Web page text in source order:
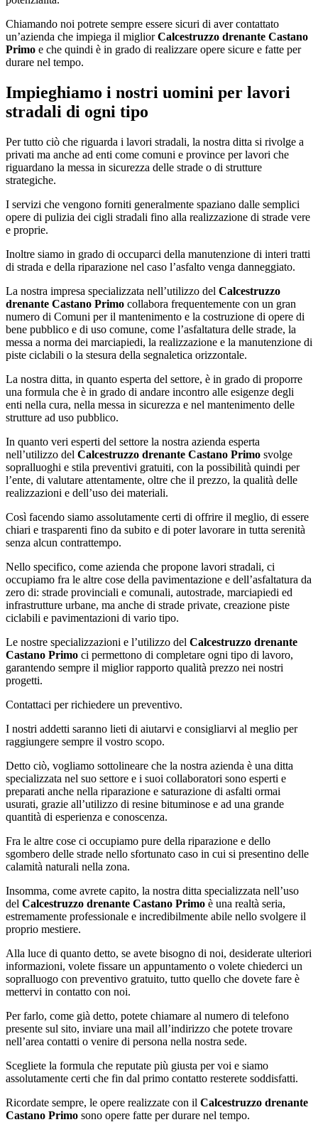
Chiamando noi potrete sempre essere sicuri di aver contattato
un’azienda che impiega il migliorCalcestruzzo drenante Castano
Primo e che quindi è in grado di realizzare opere sicure e fatte per
durare nel tempo.
Impieghiamo i nostri uomini per lavori
stradali di ogni tipo
Per tutto ciò che riguarda i lavori stradali, la nostra ditta si rivolge a
privati ma anche ad enti come comuni e province per lavori che
riguardano la messa in sicurezza delle strade o di strutture
strategiche.
I servizi che vengono forniti generalmente spaziano dalle semplici
opere di pulizia dei cigli stradali fino alla realizzazione di strade vere
e proprie.
Inoltre siamo in grado di occuparci della manutenzione di interi tratti
di strada e della riparazione nel caso l’asfalto venga danneggiato.
La nostra impresa specializzata nell’utilizzo del Calcestruzzo
drenante Castano Primo collabora frequentemente con un gran
numero di Comuni per il mantenimento e la costruzione di opere di
bene pubblico e di uso comune, come l’asfaltatura delle strade, la
messa a norma dei marciapiedi, la realizzazione e la manutenzione di
piste ciclabili o la stesura della segnaletica orizzontale.
La nostra ditta, in quanto esperta del settore, è in grado di proporre
una formula che è in grado di andare incontro alle esigenze degli
enti nella cura, nella messa in sicurezza e nel mantenimento delle
strutture ad uso pubblico.
In quanto veri esperti del settore la nostra azienda esperta
nell’utilizzo del Calcestruzzo drenante Castano Primo svolge
sopralluoghi e stila preventivi gratuiti, con la possibilità quindi per
l’ente, di valutare attentamente, oltre che il prezzo, la qualità delle
realizzazioni e dell’uso dei materiali.
Così facendo siamo assolutamente certi di offrire il meglio, di essere
chiari e trasparenti fino da subito e di poter lavorare in tutta serenità
senza alcun contrattempo.
Nello specifico, come azienda che propone lavori stradali, ci
occupiamo fra le altre cose della pavimentazione e dell’asfaltatura da
zero di: strade provinciali e comunali, autostrade, marciapiedi ed
infrastrutture urbane, ma anche di strade private, creazione piste
ciclabili e pavimentazioni di vario tipo.
Le nostre specializzazioni e l’utilizzo del Calcestruzzo drenante
Castano Primo ci permettono di completare ogni tipo di lavoro,
garantendo sempre il miglior rapporto qualità prezzo nei nostri
progetti.
Contattaci per richiedere un preventivo.
I nostri addetti saranno lieti di aiutarvi e consigliarvi al meglio per
raggiungere sempre il vostro scopo.
Detto ciò, vogliamo sottolineare che la nostra azienda è una ditta
specializzata nel suo settore e i suoi collaboratori sono esperti e
preparati anche nella riparazione e saturazione di asfalti ormai
usurati, grazie all’utilizzo di resine bituminose e ad una grande
quantità di esperienza e conoscenza.
Fra le altre cose ci occupiamo pure della riparazione e dello
sgombero delle strade nello sfortunato caso in cui si presentino delle
calamità naturali nella zona.
Insomma, come avrete capito, la nostra ditta specializzata nell’uso
del Calcestruzzo drenante Castano Primo è una realtà seria,
estremamente professionale e incredibilmente abile nello svolgere il
proprio mestiere.
Alla luce di quanto detto, se avete bisogno di noi, desiderate ulteriori
informazioni, volete fissare un appuntamento o volete chiederci un
sopralluogo con preventivo gratuito, tutto quello che dovete fare è
mettervi in contatto con noi.
Per farlo, come già detto, potete chiamare al numero di telefono
presente sul sito, inviare una mail all’indirizzo che potete trovare
nell’area contatti o venire di persona nella nostra sede.
Scegliete la formula che reputate più giusta per voi e siamo
assolutamente certi che fin dal primo contatto resterete soddisfatti.
Ricordate sempre, le opere realizzate con il Calcestruzzo drenante
Castano Primo sono opere fatte per durare nel tempo.